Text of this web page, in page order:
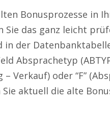
Bonusprozesse in
Sie das ganz leicht
der Datenbanktabelle
Absprachetyp
Verkauf) oder “F”
aktuell die alte